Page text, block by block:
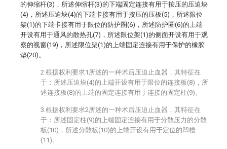
的伸缩杆(3)，所述伸缩杆(3)的下端固定连接有用于按压的压迫块
(4)，所述压迫块(4)的下端卡接有用于按压的压板(5)，所述限位
架(1)的下端卡接有用于限位的防护圈(6)，所述防护圈(6)的上端
开设有用于通风的散热孔(7)，所述限位架(1)的侧面开设有用于观
察的视窗(19)，所述限位架(1)的上端固定连接有用于保护的橡胶
垫(20)。
2.根据权利要求1所述的一种术后压迫止血器，其特征在
于：所述压迫块(4)的上端开设有用于限位的连接板(8)，所
述连接板(8)的上端的固定连接有用于连接的固定柱(9)。
3.根据权利要求2所述的一种术后压迫止血器，其特征在
于：所述固定柱(9)的上端固定连接有用于分散压力的分散
板(10)，所述分散板(10)的上端开设有用于定位的凹槽
(11)。